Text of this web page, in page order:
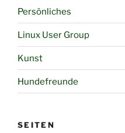
Persönliches
Linux User Group
Kunst
Hundefreunde
SEITEN